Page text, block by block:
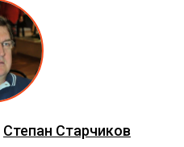
Степан Старчиков